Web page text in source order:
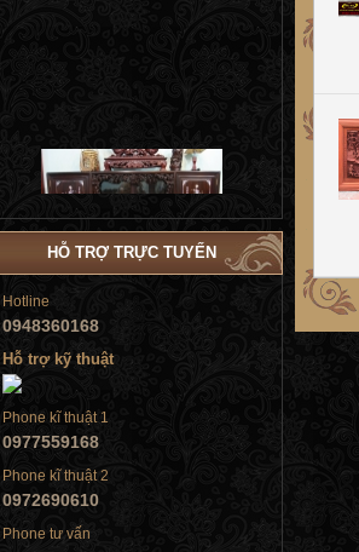
Tủ đứng
HỖ TRỢ TRỰC TUYẾN
Hotline
0948360168
Hỗ trợ kỹ thuật
Phone kĩ thuật 1
0977559168
Phone kĩ thuật 2
0972690610
Phone tư vấn